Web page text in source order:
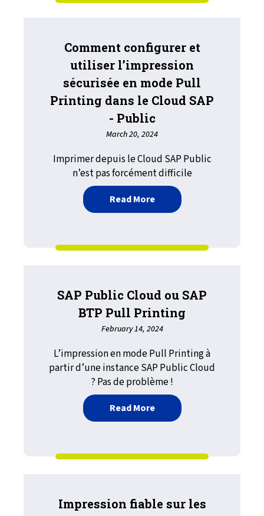
Comment configurer et
utiliser l’impression
sécurisée en mode Pull
Printing dans le Cloud SAP
- Public
March 20, 2024
Imprimer depuis le Cloud SAP Public
n’est pas forcément difficile
Read Moreabout Comment
SAP Public Cloud ou SAP
BTP Pull Printing
February 14, 2024
L’impression en mode Pull Printing à
partir d’une instance SAP Public Cloud
? Pas de problème !
Read Moreabout SAP Public Cloud
Impression fiable sur les